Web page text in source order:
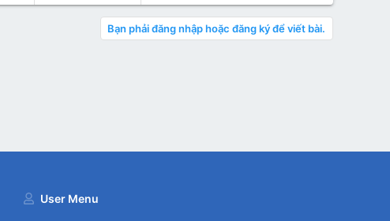
Bạn phải đăng nhập hoặc đăng ký để viết bài.
User Menu